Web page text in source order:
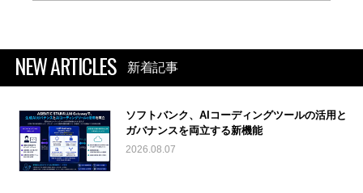
NEW ARTICLES 新着記事
ソフトバンク、AIコーディングツールの活用と
ガバナンスを両立する新機能
2026.08.07